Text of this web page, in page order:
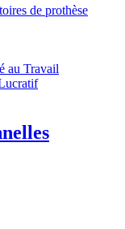
de prothèse
au Travail